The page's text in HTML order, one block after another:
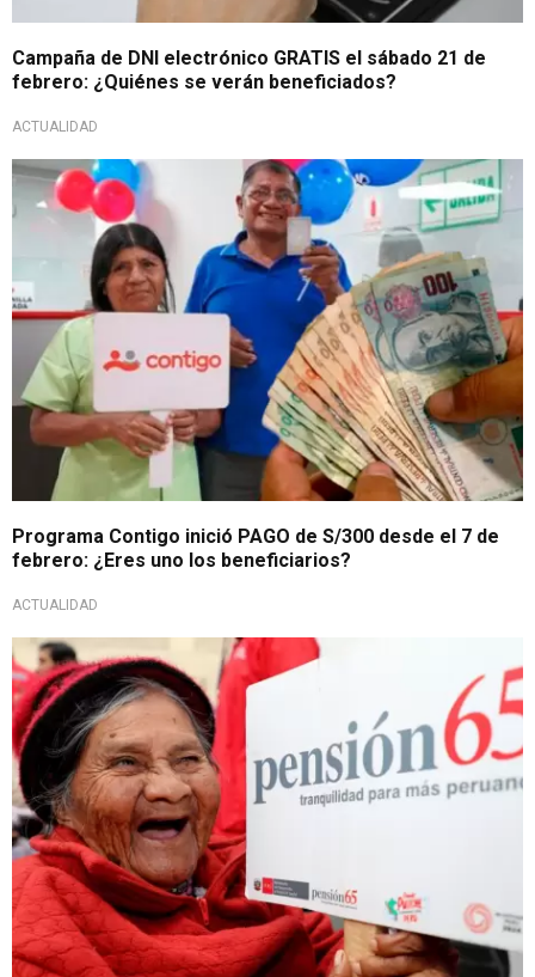
Campaña de DNI electrónico GRATIS el sábado 21 de
febrero: ¿Quiénes se verán beneficiados?
ACTUALIDAD
Padrón I 2026
Programa Contigo inició PAGO de S/300 desde el 7 de
febrero: ¿Eres uno los beneficiarios?
ACTUALIDAD
Subvención económica